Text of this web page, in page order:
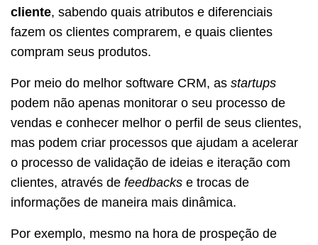
cliente, sabendo quais atributos e diferenciais
fazem os clientes comprarem, e quais clientes
compram seus produtos.
Por meio do melhor software CRM, as startups
podem não apenas monitorar o seu processo de
vendas e conhecer melhor o perfil de seus clientes,
mas podem criar processos que ajudam a acelerar
o processo de validação de ideias e iteração com
clientes, através de feedbacks e trocas de
informações de maneira mais dinâmica.
Por exemplo, mesmo na hora de prospeção de